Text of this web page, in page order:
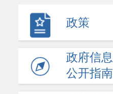
政策
政府信息
公开指南